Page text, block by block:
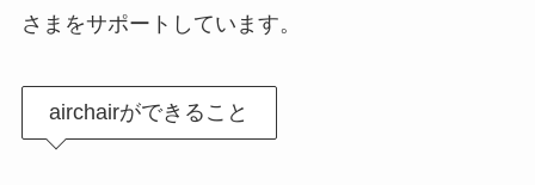
さまをサポートしています。
airchairができること